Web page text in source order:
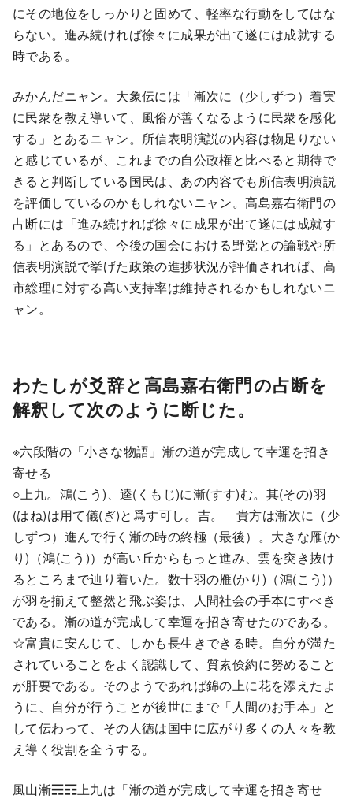
にその地位をしっかりと固めて、軽率な行動をしてはな
らない。進み続ければ徐々に成果が出て遂には成就する
時である。
みかんだニャン。大象伝には「漸次に（少しずつ）着実
に民衆を教え導いて、風俗が善くなるように民衆を感化
する」とあるニャン。所信表明演説の内容は物足りない
と感じているが、これまでの自公政権と比べると期待で
きると判断している国民は、あの内容でも所信表明演説
を評価しているのかもしれないニャン。高島嘉右衛門の
占断には「進み続ければ徐々に成果が出て遂には成就す
る」とあるので、今後の国会における野党との論戦や所
信表明演説で挙げた政策の進捗状況が評価されれば、高
市総理に対する高い支持率は維持されるかもしれないニ
ャン。
わたしが爻辞と高島嘉右衛門の占断を
解釈して次のように断じた。
※六段階の「小さな物語」漸の道が完成して幸運を招き
寄せる
○上九。鴻(こう)、逵(くもじ)に漸(すす)む。其(その)羽
(はね)は用て儀(ぎ)と爲す可し。吉。 貴方は漸次に（少
しずつ）進んで行く漸の時の終極（最後）。大きな雁(か
り)（鴻(こう)）が高い丘からもっと進み、雲を突き抜け
るところまで辿り着いた。数十羽の雁(かり)（鴻(こう)）
が羽を揃えて整然と飛ぶ姿は、人間社会の手本にすべき
である。漸の道が完成して幸運を招き寄せたのである。
☆富貴に安んじて、しかも長生きできる時。自分が満た
されていることをよく認識して、質素倹約に努めること
が肝要である。そのようであれば錦の上に花を添えたよ
うに、自分が行うことが後世にまで「人間のお手本」と
して伝わって、その人徳は国中に広がり多くの人々を教
え導く役割を全うする。
風山漸☴☶上九は「漸の道が完成して幸運を招き寄せ